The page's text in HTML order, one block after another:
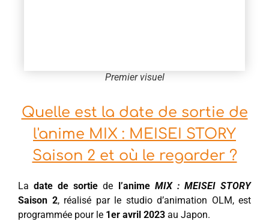
Premier visuel
Quelle est la date de sortie de
l'anime MIX : MEISEI STORY
Saison 2 et où le regarder ?
Ladate de sortie de l’anime MIX : MEISEI STORY
Saison 2, réalisé par le studio d’animation OLM, est
programmée pour le 1er avril 2023 au Japon.